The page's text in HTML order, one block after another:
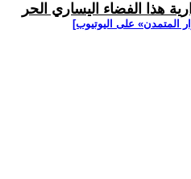
هذا الفضاء اليساري الحر
المتمدن» على اليوتيوب]